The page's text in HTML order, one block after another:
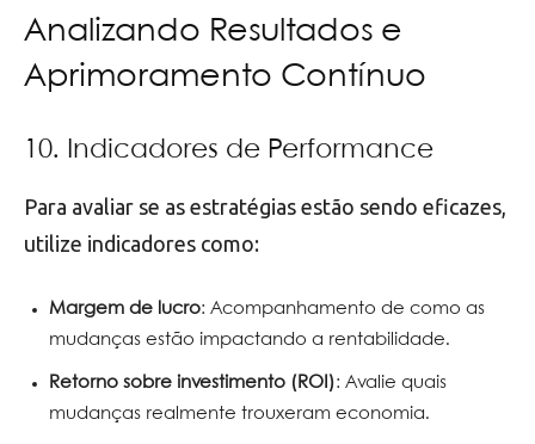
Analizando Resultados e
Aprimoramento Contínuo
10. Indicadores de Performance
Para avaliar se as estratégias estão sendo eficazes,
utilize indicadores como:
Margem de lucro: Acompanhamento de como as
mudanças estão impactando a rentabilidade.
Retorno sobre investimento (ROI): Avalie quais
mudanças realmente trouxeram economia.